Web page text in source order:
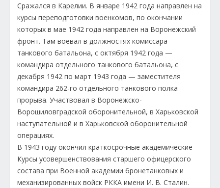
Сражался в Карелии. В январе 1942 года направлен на
курсы переподготовки военкомов, по окончании
которых в мае 1942 года направлен на Воронежский
фронт. Там воевал в должностях комиссара
танкового батальона, с октября 1942 года —
командира отдельного танкового батальона, с
декабря 1942 по март 1943 года — заместителя
командира 262-го отдельного танкового полка
прорыва. Участвовал в Воронежско-
Ворошиловградской оборонительной, в Харьковской
наступательной и в Харьковской оборонительной
операциях.
В 1943 году окончил краткосрочные академические
Курсы усовершенствования старшего офицерского
состава при Военной академии бронетанковых и
механизированных войск РККА имени И. В. Сталин.